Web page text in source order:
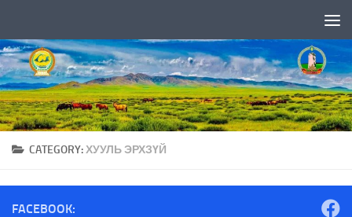
CATEGORY:ХУУЛЬ ЭРХЗҮЙ
FACEBOOK: